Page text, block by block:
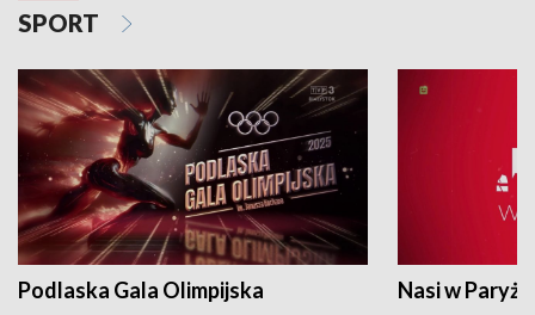
SPORT
Podlaska Gala Olimpijska Nasi w Paryżu